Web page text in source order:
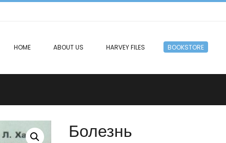
HOME ABOUT US HARVEY FILES BOOKSTORE
Болезнь